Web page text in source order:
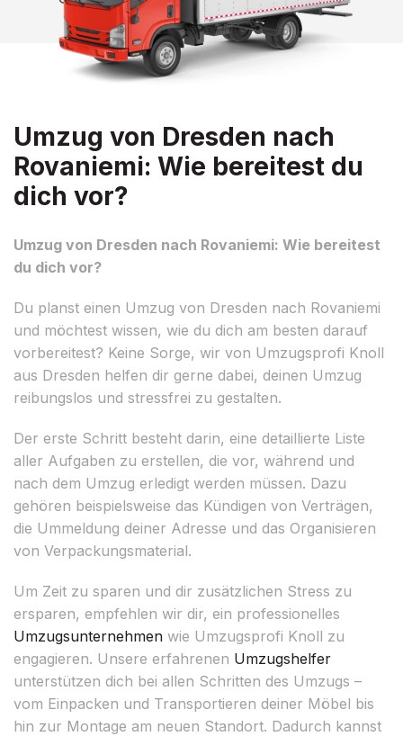
Umzug von Dresden nach
Rovaniemi: Wie bereitest du
dich vor?
Umzug von Dresden nach Rovaniemi: Wie bereitest
du dich vor?
Du planst einen Umzug von Dresden nach Rovaniemi
und möchtest wissen, wie du dich am besten darauf
vorbereitest? Keine Sorge, wir von Umzugsprofi Knoll
aus Dresden helfen dir gerne dabei, deinen Umzug
reibungslos und stressfrei zu gestalten.
Der erste Schritt besteht darin, eine detaillierte Liste
aller Aufgaben zu erstellen, die vor, während und
nach dem Umzug erledigt werden müssen. Dazu
gehören beispielsweise das Kündigen von Verträgen,
die Ummeldung deiner Adresse und das Organisieren
von Verpackungsmaterial.
Um Zeit zu sparen und dir zusätzlichen Stress zu
ersparen, empfehlen wir dir, ein professionelles
Umzugsunternehmen wie Umzugsprofi Knoll zu
engagieren. Unsere erfahrenen Umzugshelfer
unterstützen dich bei allen Schritten des Umzugs –
vom Einpacken und Transportieren deiner Möbel bis
hin zur Montage am neuen Standort. Dadurch kannst